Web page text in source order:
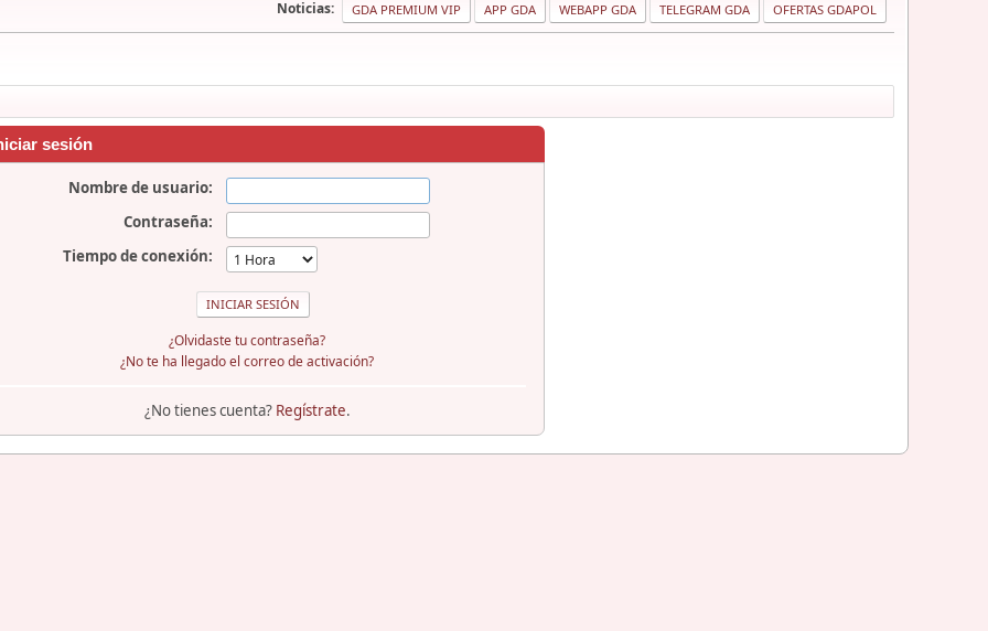
Noticias: GDA PREMIUM VIP APP GDA WEBAPP GDA TELEGRAM GDA OFERTAS GDAPOL
sesión
Nombre de usuario:
Contraseña:
Tiempo de conexión:
¿Olvidaste tu contraseña?
¿No te ha llegado el correo de activación?
¿No tienes cuenta? Regístrate.